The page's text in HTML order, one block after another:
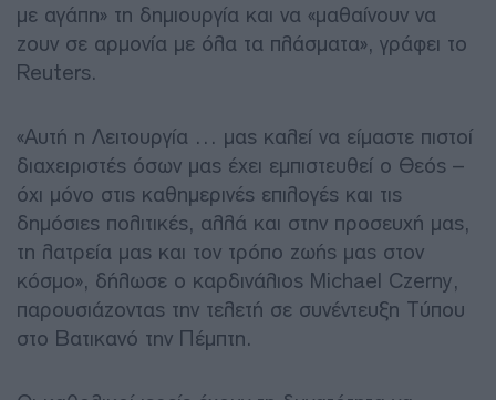
με αγάπη» τη δημιουργία και να «μαθαίνουν να
ζουν σε αρμονία με όλα τα πλάσματα», γράφει το
Reuters.
«Αυτή η Λειτουργία … μας καλεί να είμαστε πιστοί
διαχειριστές όσων μας έχει εμπιστευθεί ο Θεός –
όχι μόνο στις καθημερινές επιλογές και τις
δημόσιες πολιτικές, αλλά και στην προσευχή μας,
τη λατρεία μας και τον τρόπο ζωής μας στον
κόσμο», δήλωσε ο καρδινάλιος Michael Czerny,
παρουσιάζοντας την τελετή σε συνέντευξη Τύπου
στο Βατικανό την Πέμπτη.